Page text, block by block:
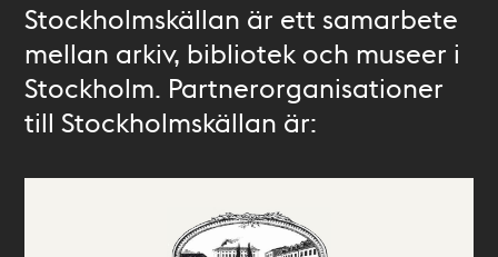
Stockholmskällan är ett samarbete
mellan arkiv, bibliotek och museer i
Stockholm. Partnerorganisationer
till Stockholmskällan är: